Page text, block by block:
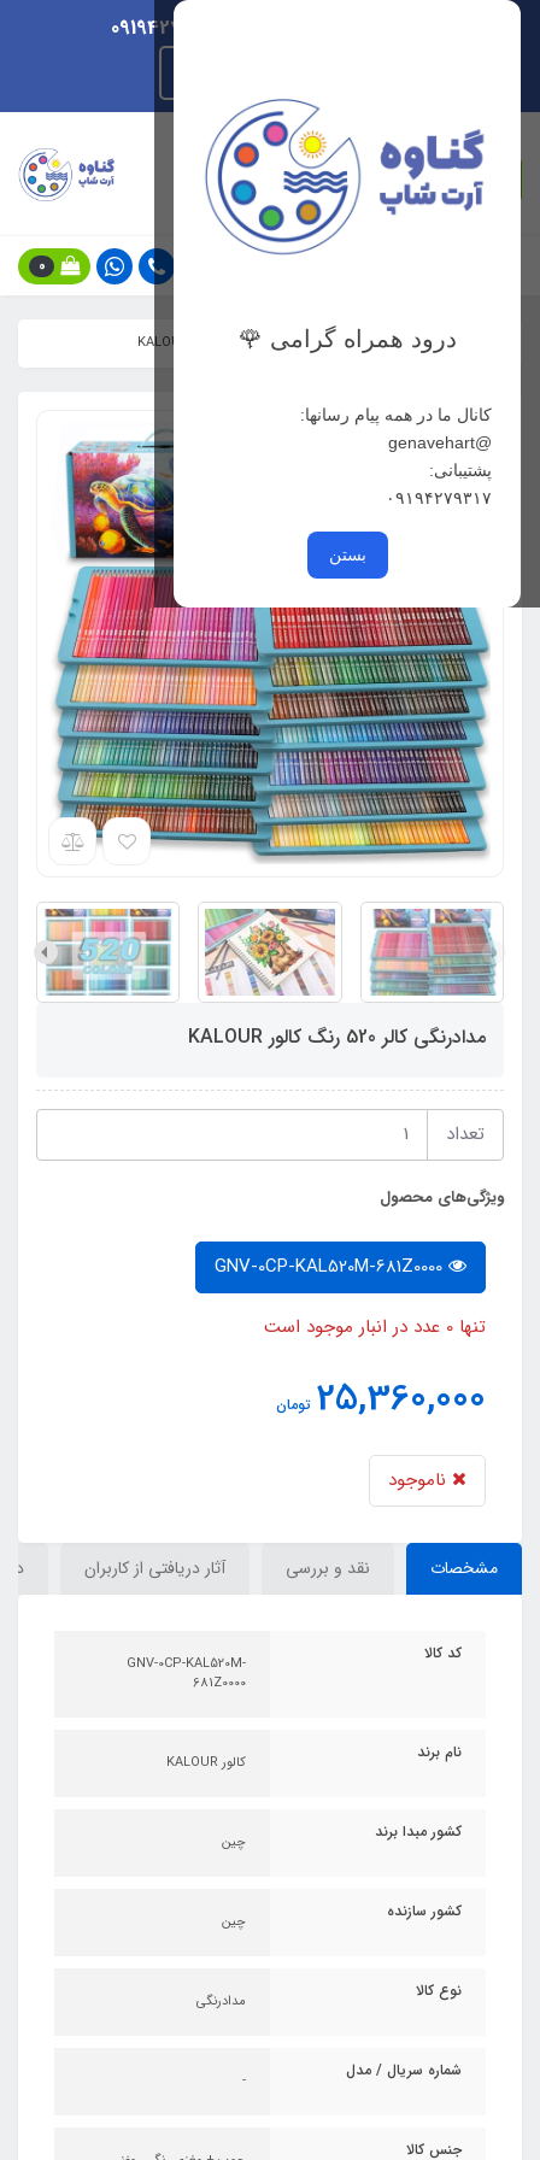
درود همراه گرامی 🌹
کانال ما در همه پیام رسانها:
@genavehart
پشتیبانی:
۰۹۱۹۴۲۷۹۳۱۷
بستن
جستجو
0
فهرست محصولات مدادرنگی کالر 520 رنگ کالور KALOUR
مدادرنگی کالر 520 رنگ کالور KALOUR
تعداد
ویژگی‌های محصول
تنها 0 عدد در انبار موجود است
25,360,000 تومان
ناموجود
مشخصات نقد و بررسی آثار دریافتی از کاربران
کد کالا
GNV-0CP-KAL520M-
681Z0000
نام برند کالور KALOUR
کشور مبدا برند چین
کشور سازنده چین
نوع کالا مدادرنگی
شماره سریال / مدل -
جنس کالا